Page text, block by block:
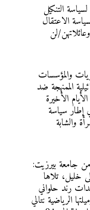
التنكيل
الاعتقال
لن
والمؤسسات
الممنهجة ضد
الأخيرة
إطار سياسة
والشابة
جامعة بيرزيت:
خليل، تلاها
رند حلواني
الرياضية نتالي